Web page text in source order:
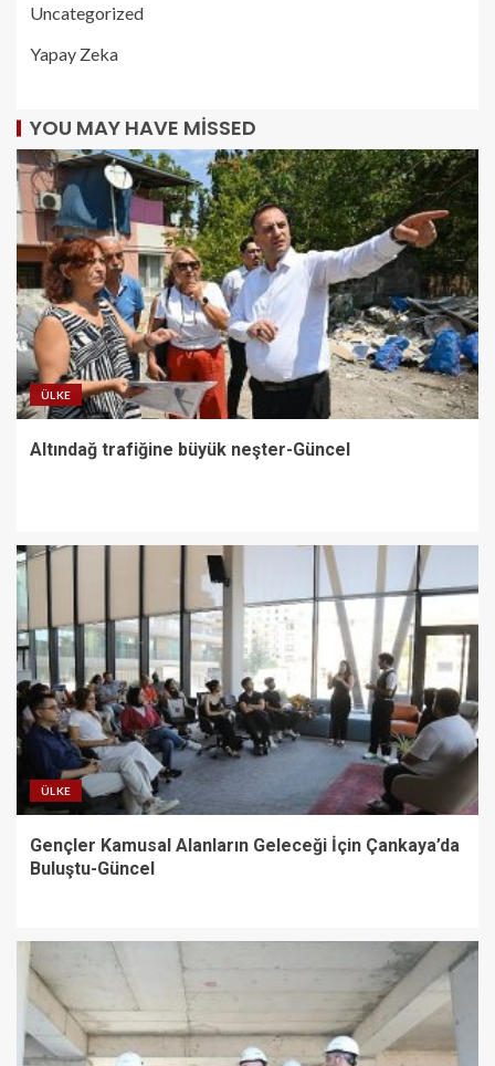
Uncategorized
Yapay Zeka
YOU MAY HAVE MISSED
ÜLKE
Altındağ trafiğine büyük neşter-Güncel
ÜLKE
Gençler Kamusal Alanların Geleceği İçin Çankaya’da
Buluştu-Güncel